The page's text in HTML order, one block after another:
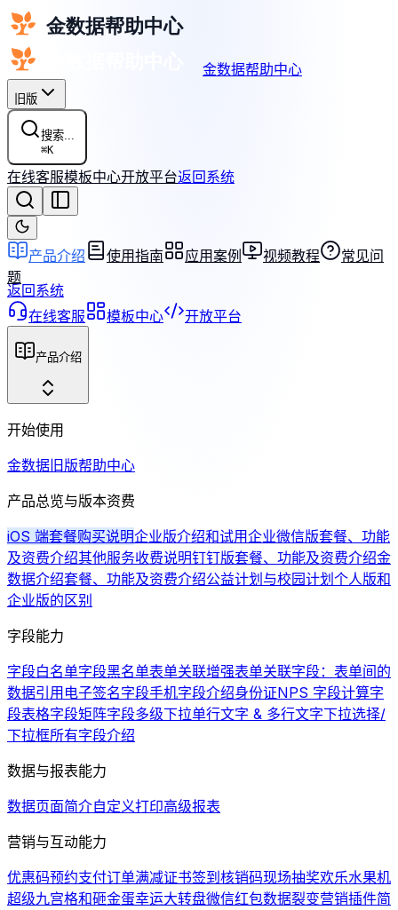
金数据帮助中心
旧版
搜索...
⌘K
在线客服模板中心开放平台返回系统
产品介绍 使用指南 应用案例 视频教程
常见问
题
返回系统
在线客服
模板中心 开放平台
产品介绍
开始使用
金数据旧版帮助中心
产品总览与版本资费
iOS 端套餐购买说明企业版介绍和试用企业微信版套餐、功能
及资费介绍其他服务收费说明钉钉版套餐、功能及资费介绍金
数据介绍套餐、功能及资费介绍公益计划与校园计划个人版和
企业版的区别
字段能力
字段白名单字段黑名单表单关联增强表单关联字段：表单间的
数据引用电子签名字段手机字段介绍身份证NPS 字段计算字
段表格字段矩阵字段多级下拉单行文字 & 多行文字下拉选择/
下拉框所有字段介绍
数据与报表能力
数据页面简介自定义打印高级报表
营销与互动能力
优惠码预约支付订单满减证书签到核销码现场抽奖欢乐水果机
超级九宫格和砸金蛋幸运大转盘微信红包数据裂变营销插件简